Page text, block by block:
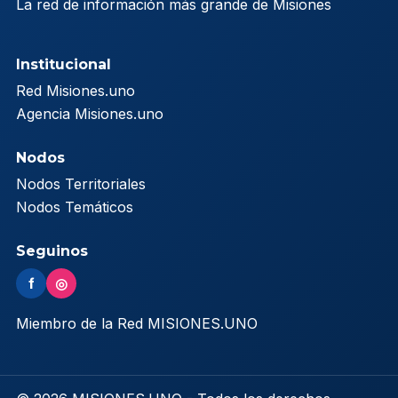
La red de información más grande de Misiones
Institucional
Red Misiones.uno
Agencia Misiones.uno
Nodos
Nodos Territoriales
Nodos Temáticos
Seguinos
f ◎
Miembro de la Red MISIONES.UNO